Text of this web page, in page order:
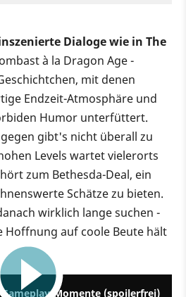
Dialoge wie in The
à la Dragon Age -
mit denen
Endzeit-Atmosphäre und
Humor unterfüttert.
gibt's nicht überall zu
Levels wartet vielerorts
zum Bethesda-Deal, ein
Schätze zu bieten.
wirklich lange suchen -
Hoffnung auf coole Beute hält
Momente (spoilerfrei)